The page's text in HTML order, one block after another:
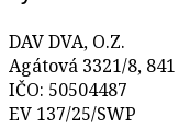
DAV DVA, O.Z.
Agátová 3321/8,
IČO: 50504487
EV 137/25/SWP